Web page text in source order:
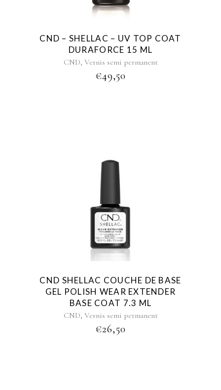
CND – SHELLAC – UV TOP COAT
DURAFORCE 15 ML
CND, Vernis semi permanent
€49,50
CND SHELLAC COUCHE DE BASE
GEL POLISH WEAR EXTENDER
BASE COAT 7.3 ML
CND, Vernis semi permanent
€26,50